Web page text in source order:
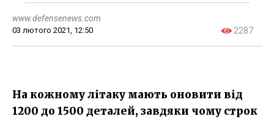
www.defensenews.com
03 лютого 2021, 12:50 2287
На кожному літаку мають оновити від
1200 до 1500 деталей, завдяки чому строк